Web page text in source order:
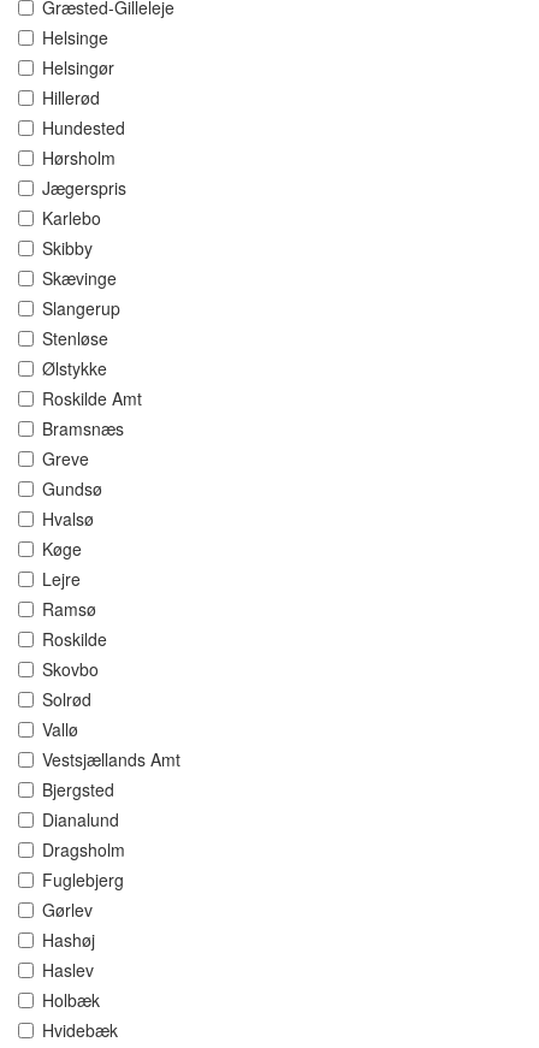
Græsted-Gilleleje
Helsinge
Helsingør
Hillerød
Hundested
Hørsholm
Jægerspris
Karlebo
Skibby
Skævinge
Slangerup
Stenløse
Ølstykke
Roskilde Amt
Bramsnæs
Greve
Gundsø
Hvalsø
Køge
Lejre
Ramsø
Roskilde
Skovbo
Solrød
Vallø
Vestsjællands Amt
Bjergsted
Dianalund
Dragsholm
Fuglebjerg
Gørlev
Hashøj
Haslev
Holbæk
Hvidebæk